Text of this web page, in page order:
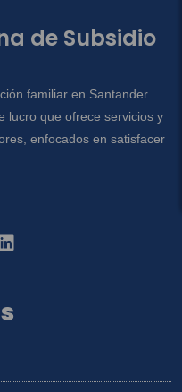
de Subsidio
familiar en Santander
lucro que ofrece servicios y
enfocados en satisfacer